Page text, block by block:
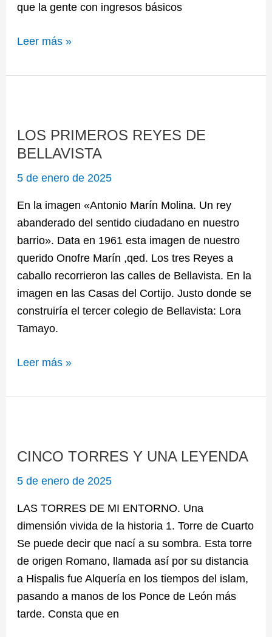
que la gente con ingresos básicos
Leer más »
LOS PRIMEROS REYES DE
BELLAVISTA
5 de enero de 2025
En la imagen «Antonio Marín Molina. Un rey
abanderado del sentido ciudadano en nuestro
barrio». Data en 1961 esta imagen de nuestro
querido Onofre Marín ,qed. Los tres Reyes a
caballo recorrieron las calles de Bellavista. En la
imagen en las Casas del Cortijo. Justo donde se
construiría el tercer colegio de Bellavista: Lora
Tamayo.
REYES
DE
Leer más »
CINCO TORRES Y UNA LEYENDA
5 de enero de 2025
LAS TORRES DE MI ENTORNO. Una
dimensión vivida de la historia 1. Torre de Cuarto
Se puede decir que nací a su sombra. Esta torre
de origen Romano, llamada así por su distancia
a Hispalis fue Alquería en los tiempos del islam,
pasando a manos de los Ponce de León más
tarde. Consta que en
Y
UNA